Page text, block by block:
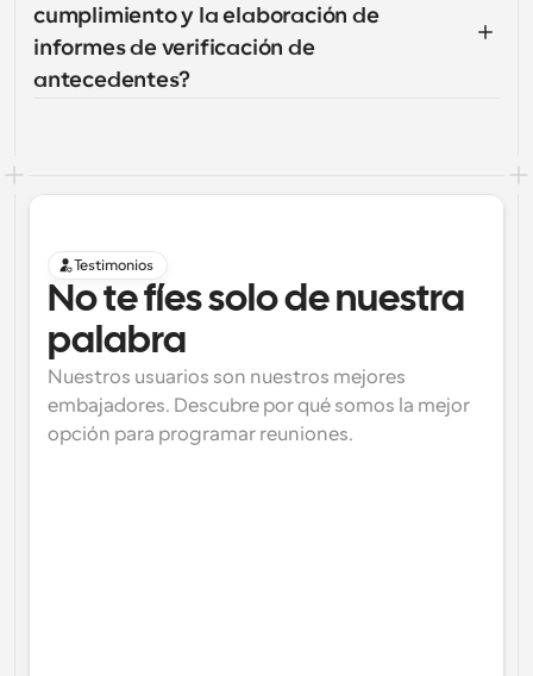
cumplimiento y la elaboración de
informes de verificación de
antecedentes?
Testimonios
No te fíes solo de nuestra
palabra
Nuestros usuarios son nuestros mejores
embajadores. Descubre por qué somos la mejor
opción para programar reuniones.